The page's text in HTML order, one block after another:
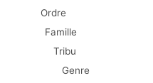
Ordre
Famille
Tribu
Genre